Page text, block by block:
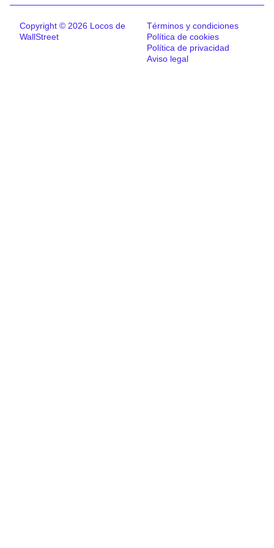
Copyright © 2026 Locos de
WallStreet
Términos y condiciones
Política de cookies
Política de privacidad
Aviso legal